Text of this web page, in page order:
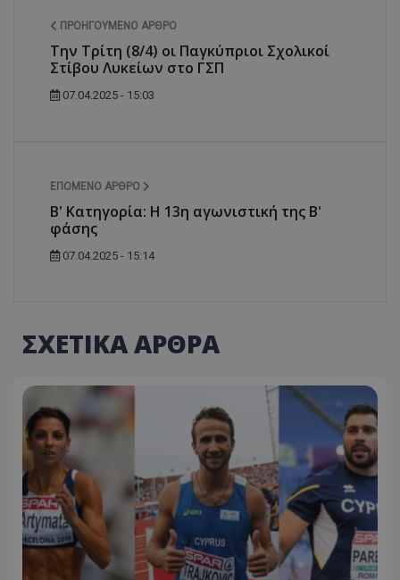
ΠΡΟΗΓΟΎΜΕΝΟ ΆΡΘΡΟ
Την Τρίτη (8/4) οι Παγκύπριοι Σχολικοί
Στίβου Λυκείων στο ΓΣΠ
07.04.2025 - 15:03
ΕΠΌΜΕΝΟ ΆΡΘΡΟ
Β' Κατηγορία: Η 13η αγωνιστική της Β'
φάσης
07.04.2025 - 15:14
ΣΧΕΤΙΚΑ ΑΡΘΡΑ